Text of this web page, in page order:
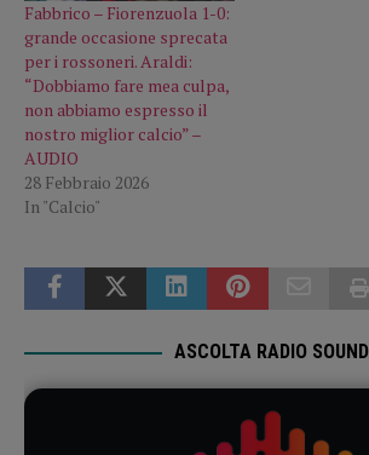
Fabbrico – Fiorenzuola 1-0:
grande occasione sprecata
per i rossoneri. Araldi:
“Dobbiamo fare mea culpa,
non abbiamo espresso il
nostro miglior calcio” –
AUDIO
28 Febbraio 2026
In "Calcio"
ASCOLTA RADIO SOUND